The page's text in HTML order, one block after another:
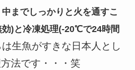
中までしっかりと火を通すこ
効)と冷凍処理(-20℃で24時間
生魚がすきな日本人とし
法です・・・笑